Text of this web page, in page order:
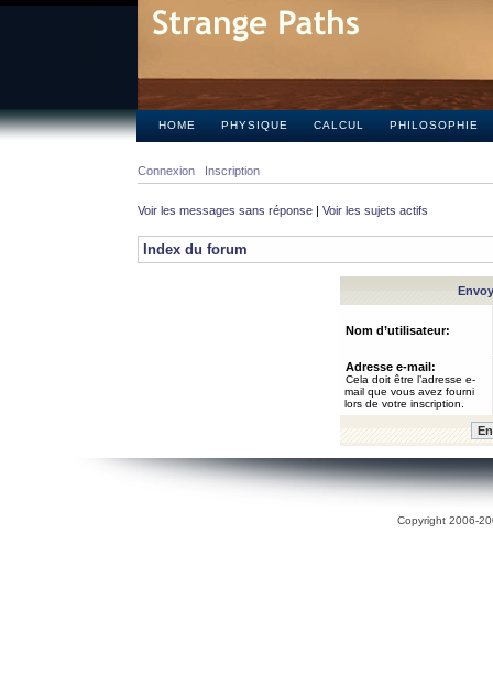
HOME PHYSIQUE CALCUL PHILOSOPHIE
Connexion Inscription
Voir les messages sans réponse | Voir les sujets actifs
Index du forum
Nom d’utilisateur:
Adresse e-mail:
Cela doit être l’adresse e-
mail que vous avez fourni
lors de votre inscription.
Copyright 2006-